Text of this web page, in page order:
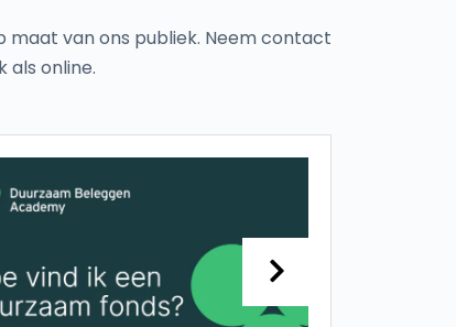
maat van ons publiek. Neem contact
als online.